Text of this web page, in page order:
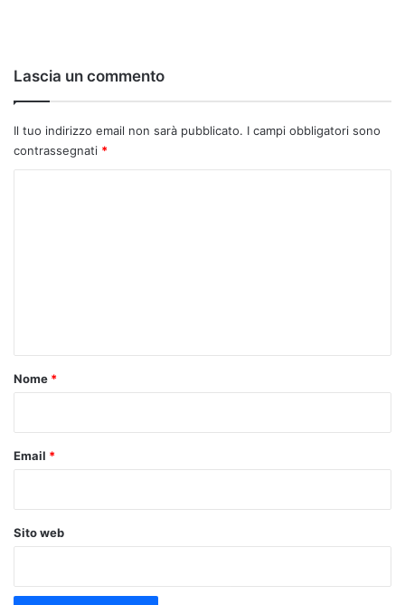
Lascia un commento
Il tuo indirizzo email non sarà pubblicato. I campi obbligatori sono
contrassegnati *
o
Nome *
Email *
Sito web